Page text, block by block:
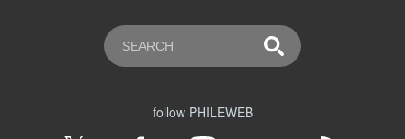
follow PHILEWEB